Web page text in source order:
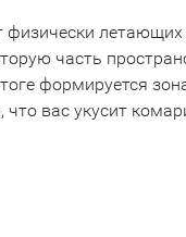
физически летающих
часть
формируется
что вас укусит